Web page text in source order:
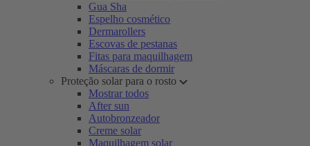
Gua Sha
Espelho cosmético
Dermarollers
Escovas de pestanas
Fitas para maquilhagem
Máscaras de dormir
Proteção solar para o rosto
Mostrar todos
After sun
Autobronzeador
Creme solar
Maquilhagem solar